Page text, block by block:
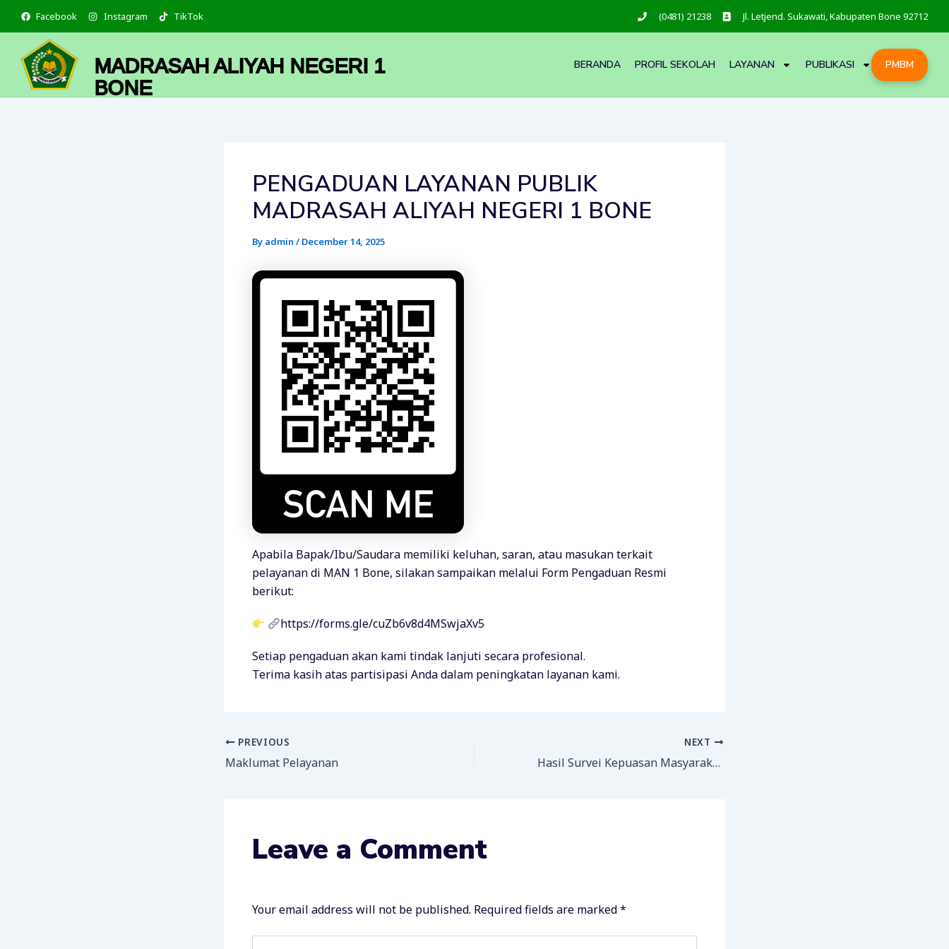
content
Facebook Instagram TikTok (0481) 21238 Jl. Letjend. Sukawati, Kabupaten Bone 92712
MADRASAH ALIYAH NEGERI 1
BONE
BERANDA PROFIL SEKOLAH LAYANAN PUBLIKASI PMBM
PENGADUAN LAYANAN PUBLIK
MADRASAH ALIYAH NEGERI 1 BONE
By admin / December 14, 2025
Apabila Bapak/Ibu/Saudara memiliki keluhan, saran, atau masukan terkait
pelayanan di MAN 1 Bone, silakan sampaikan melalui Form Pengaduan Resmi
berikut:
https://forms.gle/cuZb6v8d4MSwjaXv5
Setiap pengaduan akan kami tindak lanjuti secara profesional.
Terima kasih atas partisipasi Anda dalam peningkatan layanan kami.
PREVIOUS
Maklumat Pelayanan
NEXT
Hasil Survei Kepuasan Masyarakat (SKM) MAN 1 Bone
Leave a Comment
Your email address will not be published. Required fields are marked*